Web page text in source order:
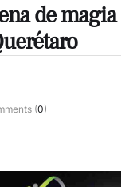
de magia
(0)